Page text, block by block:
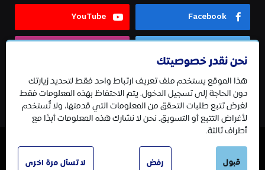
Facebook
YouTube
Telegram
نحن نقدر خصوصيتك
هذا الموقع يستخدم ملف تعريف ارتباط واحد فقط لتحديد زيارتك
دون الحاجة إلى تسجيل الدخول. يتم الاحتفاظ بهذه المعلومات فقط
لغرض تتبع طلبات التحقق من المعلومات التي قدمتها، ولا تُستخدم
لأغراض التتبع أو التسويق. نحن لا نشارك هذه المعلومات أبدًا مع
أطراف ثالثة.
قبول رفض لا تسأل مرة اخرى